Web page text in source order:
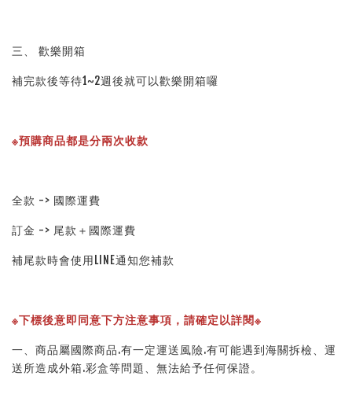
三、 歡樂開箱
補完款後等待1~2週後就可以歡樂開箱囉
※預購商品都是分兩次收款
全款 -> 國際運費
訂金 -> 尾款＋國際運費
補尾款時會使用LINE通知您補款
※下標後意即同意下方注意事項，請確定以詳閱※
一、商品屬國際商品.有一定運送風險.有可能遇到海關拆檢、運
送所造成外箱.彩盒等問題、無法給予任何保證。